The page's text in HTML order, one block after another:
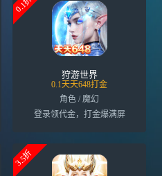
0.1折
狩游世界
0.1天天648打金
角色 / 魔幻
登录领代金，打金爆满屏
3.5折